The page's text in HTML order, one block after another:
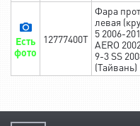
Есть
фото
12777400T
Фара
левая
5 2006-
AERO
9-3 SS
(Тайвань)